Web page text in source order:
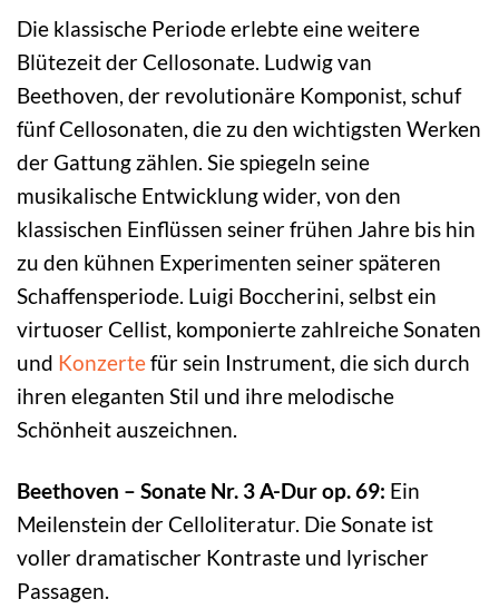
Die klassische Periode erlebte eine weitere
Blütezeit der Cellosonate. Ludwig van
Beethoven, der revolutionäre Komponist, schuf
fünf Cellosonaten, die zu den wichtigsten Werken
der Gattung zählen. Sie spiegeln seine
musikalische Entwicklung wider, von den
klassischen Einflüssen seiner frühen Jahre bis hin
zu den kühnen Experimenten seiner späteren
Schaffensperiode. Luigi Boccherini, selbst ein
virtuoser Cellist, komponierte zahlreiche Sonaten
und Konzertefür sein Instrument, die sich durch
ihren eleganten Stil und ihre melodische
Schönheit auszeichnen.
Beethoven – Sonate Nr. 3 A-Dur op. 69: Ein
Meilenstein der Celloliteratur. Die Sonate ist
voller dramatischer Kontraste und lyrischer
Passagen.